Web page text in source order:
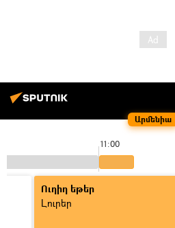
Արմենիա
11:00
Ուղիղ եթեր
Լուրեր